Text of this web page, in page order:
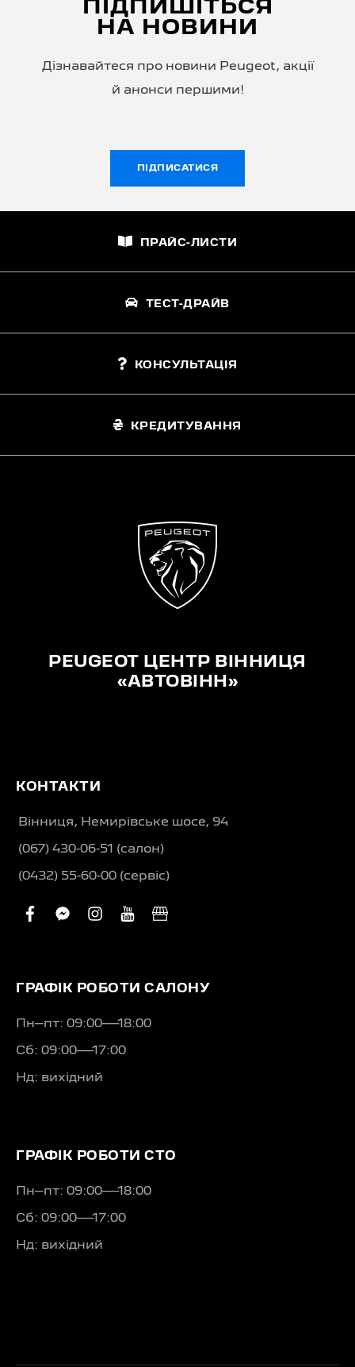
ПІДПИШІТЬСЯ
НА НОВИНИ
Дізнавайтеся про новини Peugeot, акції
й анонси першими!
ПІДПИСАТИСЯ
ПРАЙС-ЛИСТИ
ТЕСТ-ДРАЙВ
КОНСУЛЬТАЦІЯ
КРЕДИТУВАННЯ
PEUGEOT ЦЕНТР ВІННИЦЯ
«АВТОВІНН»
КОНТАКТИ
Вінниця, Немирівське шосе, 94
(067) 430-06-51 (салон)
(0432) 55-60-00 (сервіс)
facebook
facebook-
instagram
youtube
business
ГРАФІК РОБОТИ САЛОНУ
Пн–пт: 09:00—18:00
Сб: 09:00—17:00
Нд: вихідний
ГРАФІК РОБОТИ СТО
Пн–пт: 09:00—18:00
Сб: 09:00—17:00
Нд: вихідний